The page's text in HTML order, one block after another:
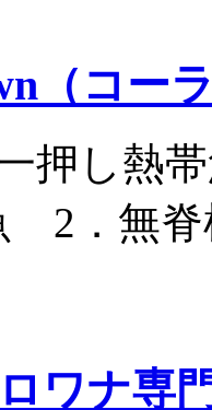
（コー
押し熱
2．無脊
ワナ専